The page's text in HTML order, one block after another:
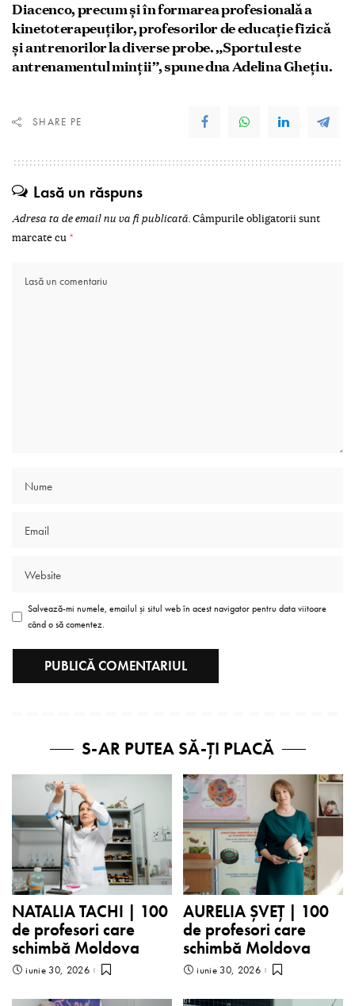
Diacenco, precum și în formarea profesională a
kinetoterapeuților, profesorilor de educație fizică
și antrenorilor la diverse probe. „Sportul este
antrenamentul minții”, spune dna Adelina Ghețiu.
SHARE PE
Lasă un răspuns
Adresa ta de email nu va fi publicată.Câmpurile obligatorii sunt
marcate cu *
Salvează-mi numele, emailul și situl web în acest navigator pentru data viitoare
când o să comentez.
S-AR PUTEA SĂ-ȚI PLACĂ
NATALIA TACHI | 100
de profesori care
schimbă Moldova
iunie 30, 2026
AURELIA ȘVEȚ | 100
de profesori care
schimbă Moldova
iunie 30, 2026